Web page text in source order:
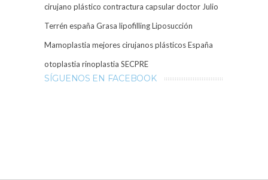
cirujano plástico contractura capsulardoctor Julio
Terrén españa Grasa lipofillingLiposucción
Mamoplastia mejores cirujanos plásticos España
otoplastia rinoplastia SECPRE
SÍGUENOS EN FACEBOOK